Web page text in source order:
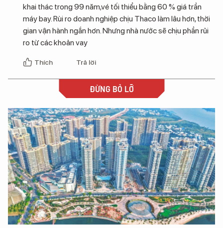
khai thác trong 99 năm,vé tối thiểu bằng 60 % giá trần
máy bay. Rùi ro doanh nghiệp chịu Thaco làm lâu hơn, thời
gian vận hành ngắn hơn. Nhưng nhà nước sẽ chịu phần rủi
ro từ các khoản vay
Thích Trả lời
ĐỪNG BỎ LỠ